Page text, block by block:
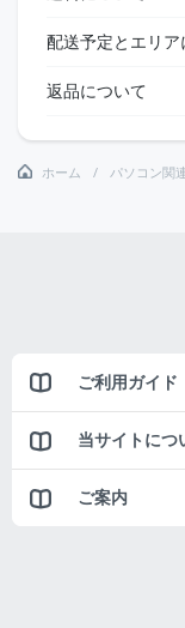
配送予定とエリア
返品について
ホーム パソコン関
ご利用ガイド
当サイトにつ
ご案内